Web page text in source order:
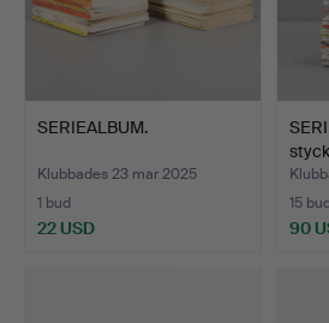
SERIEALBUM.
Klubbades 23 mar 2025
1 bud
22 USD
15
90